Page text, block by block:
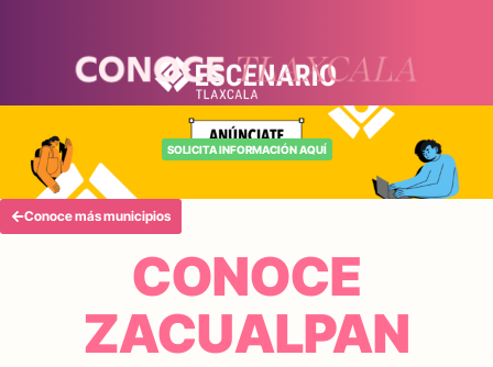
SOLICITA INFORMACIÓN AQUÍ
Conoce más municipios
CONOCE
ZACUALPAN